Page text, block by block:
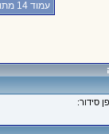
עמוד 14 מתוך 15
סידור: